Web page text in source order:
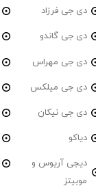
دی جی فرزاد
دی جی گاندو
دی جی مهراس
دی جی میلکس
دی جی نیکان
دیاکو
دیجی آریوس و
موبیتز